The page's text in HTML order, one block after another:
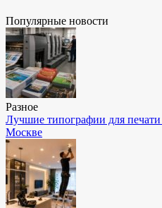
Популярные новости
Разное
Лучшие типографии для печати
Москве